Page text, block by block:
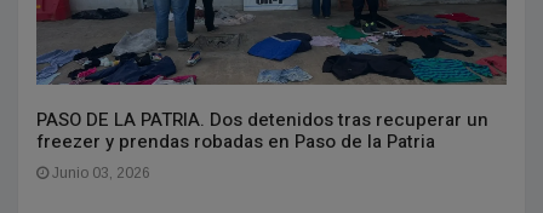
PASO DE LA PATRIA. Dos detenidos tras recuperar un
freezer y prendas robadas en Paso de la Patria
Junio 03, 2026